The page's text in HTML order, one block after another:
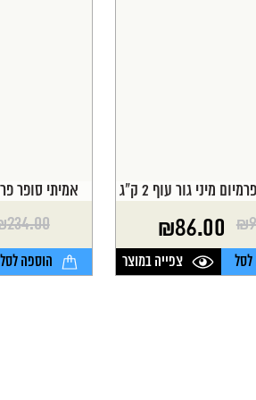
מיני גור עוף 2 ק"ג
₪
₪86.00
צפייה במוצר
אמיתי סופר
234.00
המחיר
המקורי
היה:
המחיר
הנוכחי
הוא:
הוספה לסל